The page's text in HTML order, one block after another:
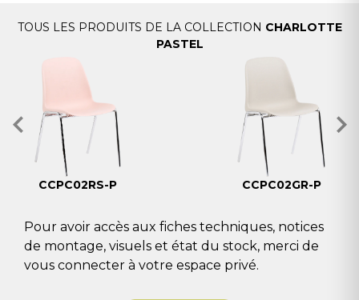
TOUS LES PRODUITS DE LA COLLECTION CHARLOTTE
PASTEL
CCPC02RS-P CCPC02GR-P
Pour avoir accès aux fiches techniques, notices
de montage, visuels et état du stock, merci de
vous connecter à votre espace privé.